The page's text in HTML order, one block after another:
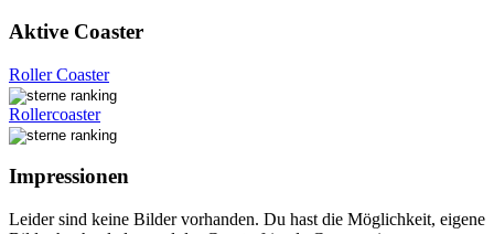
Aktive Coaster
Roller Coaster
Rollercoaster
Impressionen
Leider sind keine Bilder vorhanden. Du hast die Möglichkeit, eigene